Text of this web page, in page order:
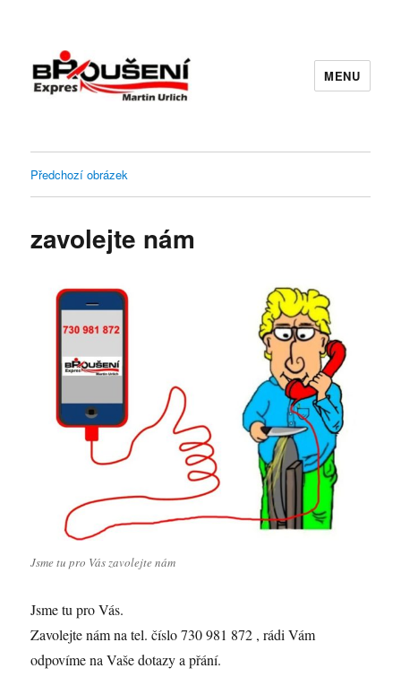
MENU
Předchozí obrázek
zavolejte nám
Jsme tu pro Vás zavolejte nám
Jsme tu pro Vás.
Zavolejte nám na tel. číslo 730 981 872 , rádi Vám
odpovíme na Vaše dotazy a přání.